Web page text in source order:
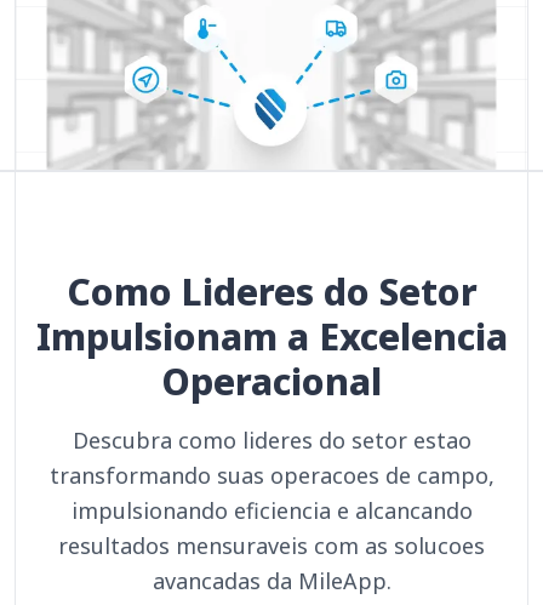
Como Lideres do Setor
Impulsionam a Excelencia
Operacional
Descubra como lideres do setor estao
transformando suas operacoes de campo,
impulsionando eficiencia e alcancando
resultados mensuraveis com as solucoes
avancadas da MileApp.